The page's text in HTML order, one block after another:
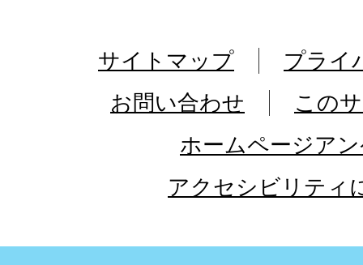
サイトマップ
プライ
お問い合わせ
この
ホームページア
アクセシビリティ